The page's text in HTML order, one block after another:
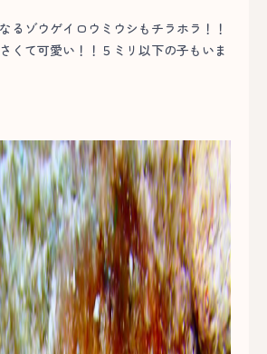
るゾウゲイロウミウシもチラホラ！！
くて可愛い！！５ミリ以下の子もいま